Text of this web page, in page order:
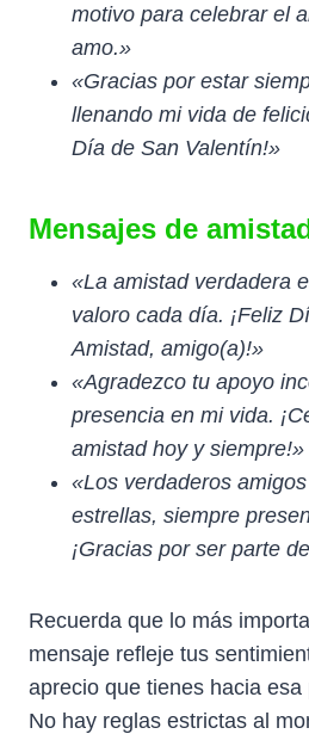
motivo para celebrar el
amo.»
«Gracias por estar
llenando mi vida de
Día de San Valentín!»
Mensajes de
«La amistad verdadera
valoro cada día. ¡Feliz
Amistad, amigo(a)!»
«Agradezco tu apoyo
presencia en mi vida.
amistad hoy y siempre!»
«Los verdaderos
estrellas, siempre
¡Gracias por ser parte
Recuerda que lo más
mensaje refleje tus
aprecio que tienes hacia
No hay reglas estrictas al